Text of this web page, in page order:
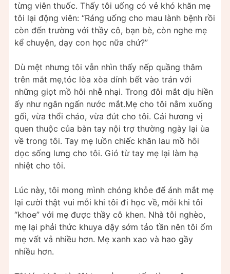
từng viên thuốc. Thấy tôi uống có vẻ khó khăn mẹ
tôi lại động viên: “Ráng uống cho mau lành bệnh rồi
còn đến trường với thầy cô, bạn bè, còn nghe mẹ
kể chuyện, dạy con học nữa chứ?”
Dù mệt nhưng tôi vẫn nhìn thấy nếp quầng thâm
trên mắt mẹ,tóc lòa xòa dính bết vào trán với
những giọt mồ hôi nhễ nhại. Trong đôi mắt dịu hiền
ấy như ngân ngấn nước mắt.Mẹ cho tôi nằm xuống
gối, vừa thổi cháo, vừa đút cho tôi. Cái hương vị
quen thuộc của bàn tay nội trợ thường ngày lại ùa
về trong tôi. Tay mẹ luồn chiếc khăn lau mồ hôi
dọc sống lưng cho tôi. Gió từ tay mẹ lại làm hạ
nhiệt cho tôi.
Lúc này, tôi mong mình chóng khỏe để ánh mắt mẹ
lại cười thật vui mỗi khi tôi đi học về, mỗi khi tôi
“khoe” với mẹ được thầy cô khen. Nhà tôi nghèo,
mẹ lại phải thức khuya dậy sớm tảo tần nên tôi ốm
mẹ vất vả nhiều hơn. Mẹ xanh xao và hao gầy
nhiều hơn.